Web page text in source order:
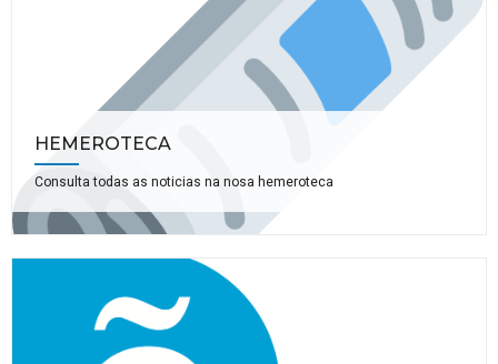
HEMEROTECA
Consulta todas as noticias na nosa hemeroteca